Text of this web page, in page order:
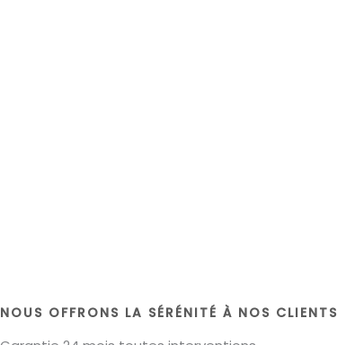
NOUS OFFRONS LA SÉRÉNITÉ À NOS CLIENTS